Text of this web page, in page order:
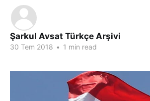
Şarkul Avsat Türkçe Arşivi
30 Tem 2018 • 1 min read